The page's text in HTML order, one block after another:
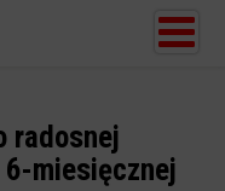
radosnej
miesięcznej